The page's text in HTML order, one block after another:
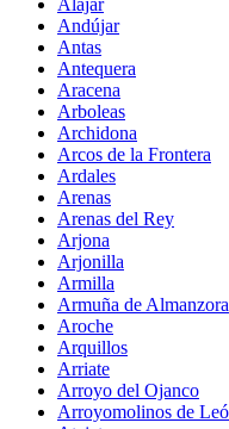
Andújar
Antas
Antequera
Aracena
Arboleas
Archidona
Arcos de la Frontera
Ardales
Arenas
Arenas del Rey
Arjona
Arjonilla
Armilla
Armuña de Almanzora
Aroche
Arquillos
Arriate
Arroyo del Ojanco
Arroyomolinos de